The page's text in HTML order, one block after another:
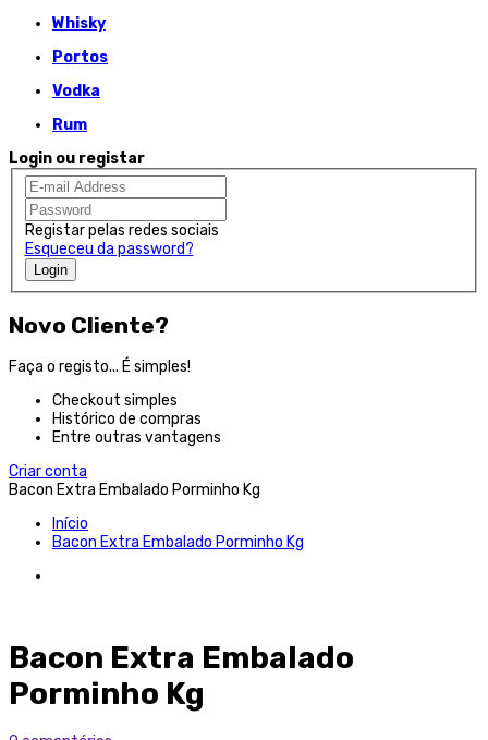
Whisky
Portos
Vodka
Rum
Login ou registar
Registar pelas redes sociais
Esqueceu da password?
Login
Novo Cliente?
Faça o registo... É simples!
Checkout simples
Histórico de compras
Entre outras vantagens
Criar conta
Bacon Extra Embalado Porminho Kg
Início
Bacon Extra Embalado Porminho Kg
Bacon Extra Embalado
Porminho Kg